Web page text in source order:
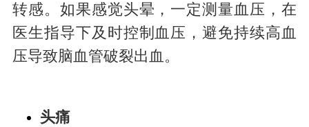
转感。如果感觉头晕，一定测量血压，在
医生指导下及时控制血压，避免持续高血
压导致脑血管破裂出血。
头痛